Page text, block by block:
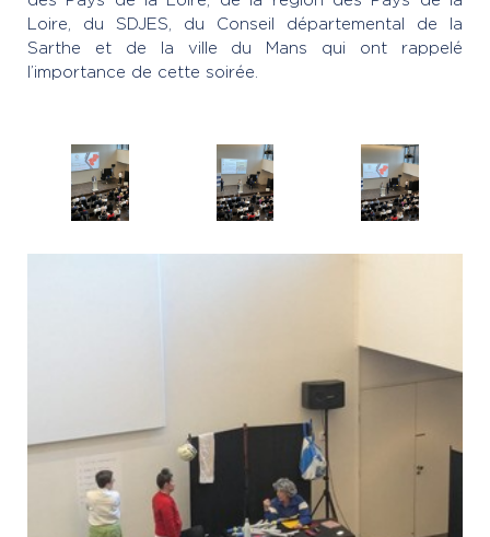
Loire, du SDJES, du Conseil départemental de la
Sarthe et de la ville du Mans qui ont rappelé
l’importance de cette soirée.